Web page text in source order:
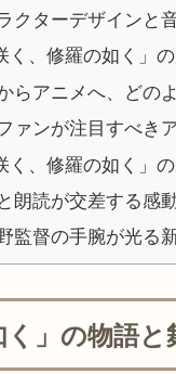
クターデザインと
く、修羅の如く」
らアニメへ、どの
ァンが注目すべき
く、修羅の如く」
朗読が交差する感
監督の手腕が光る
く」の物語と